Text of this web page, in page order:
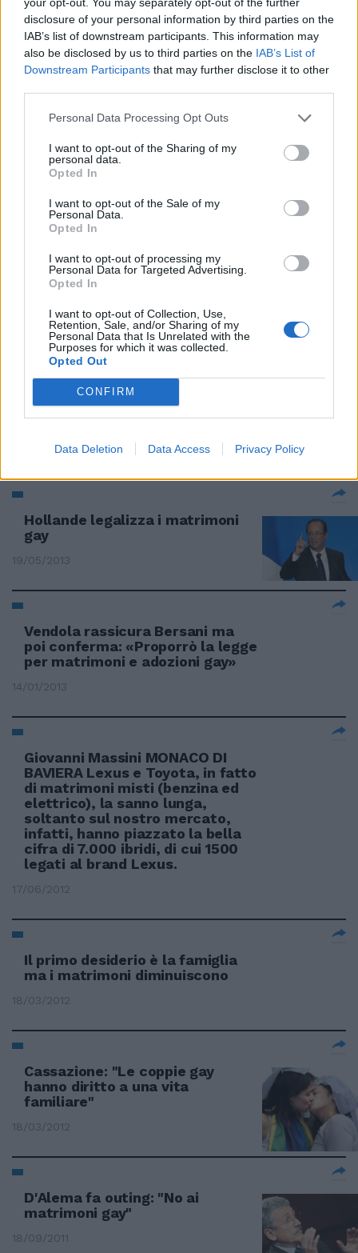
disclosure of your personal information by third parties on the
IAB’s list of downstream participants. This information may
also be disclosed by us to third parties on the IAB’s List of
Downstream Participants that may further disclose it to other
Personal Data Processing Opt Outs
I want to opt-out of the Sharing of my
personal data.
Opted In
I want to opt-out of the Sale of my
Personal Data.
Opted In
I want to opt-out of processing my
Personal Data for Targeted Advertising.
Opted In
I want to opt-out of Collection, Use,
Retention, Sale, and/or Sharing of my
Personal Data that Is Unrelated with the
Purposes for which it was collected.
Opted Out
CONFIRM
Data Deletion Data Access Privacy Policy
L'INIZIATIVA
"Tutti vestiti così". Eventi ko,
Fratelli d'Italia sposa la causa:
come salvare il settore in crisi
Il Covid uccide anche le nozze
25/05/2020
IL RAPPORTO
Per il Censis c'è "sovranismo
psichico". Italiani cattivi e
xenofobi
09/12/2018
STAR&FIORI D'ARANCIO
Ferragni-Fedez, c'è chi
scommette sulle nozze. In pole
anche Rovazzi con Karina
Bezhenar
05/02/2017
Hollande legalizza i matrimoni
gay
19/05/2013
Vendola rassicura Bersani ma
poi conferma: «Proporrò la legge
per matrimoni e adozioni gay»
14/01/2013
Giovanni Massini MONACO DI
BAVIERA Lexus e Toyota, in fatto
di matrimoni misti (benzina ed
elettrico), la sanno lunga,
soltanto sul nostro mercato,
infatti, hanno piazzato la bella
cifra di 7.000 ibridi, di cui 1500
legati al brand Lexus.
17/06/2012
Il primo desiderio è la famiglia
ma i matrimoni diminuiscono
18/03/2012
Cassazione: "Le coppie gay
hanno diritto a una vita
familiare"
18/03/2012
D'Alema fa outing: "No ai
matrimoni gay"
18/09/2011